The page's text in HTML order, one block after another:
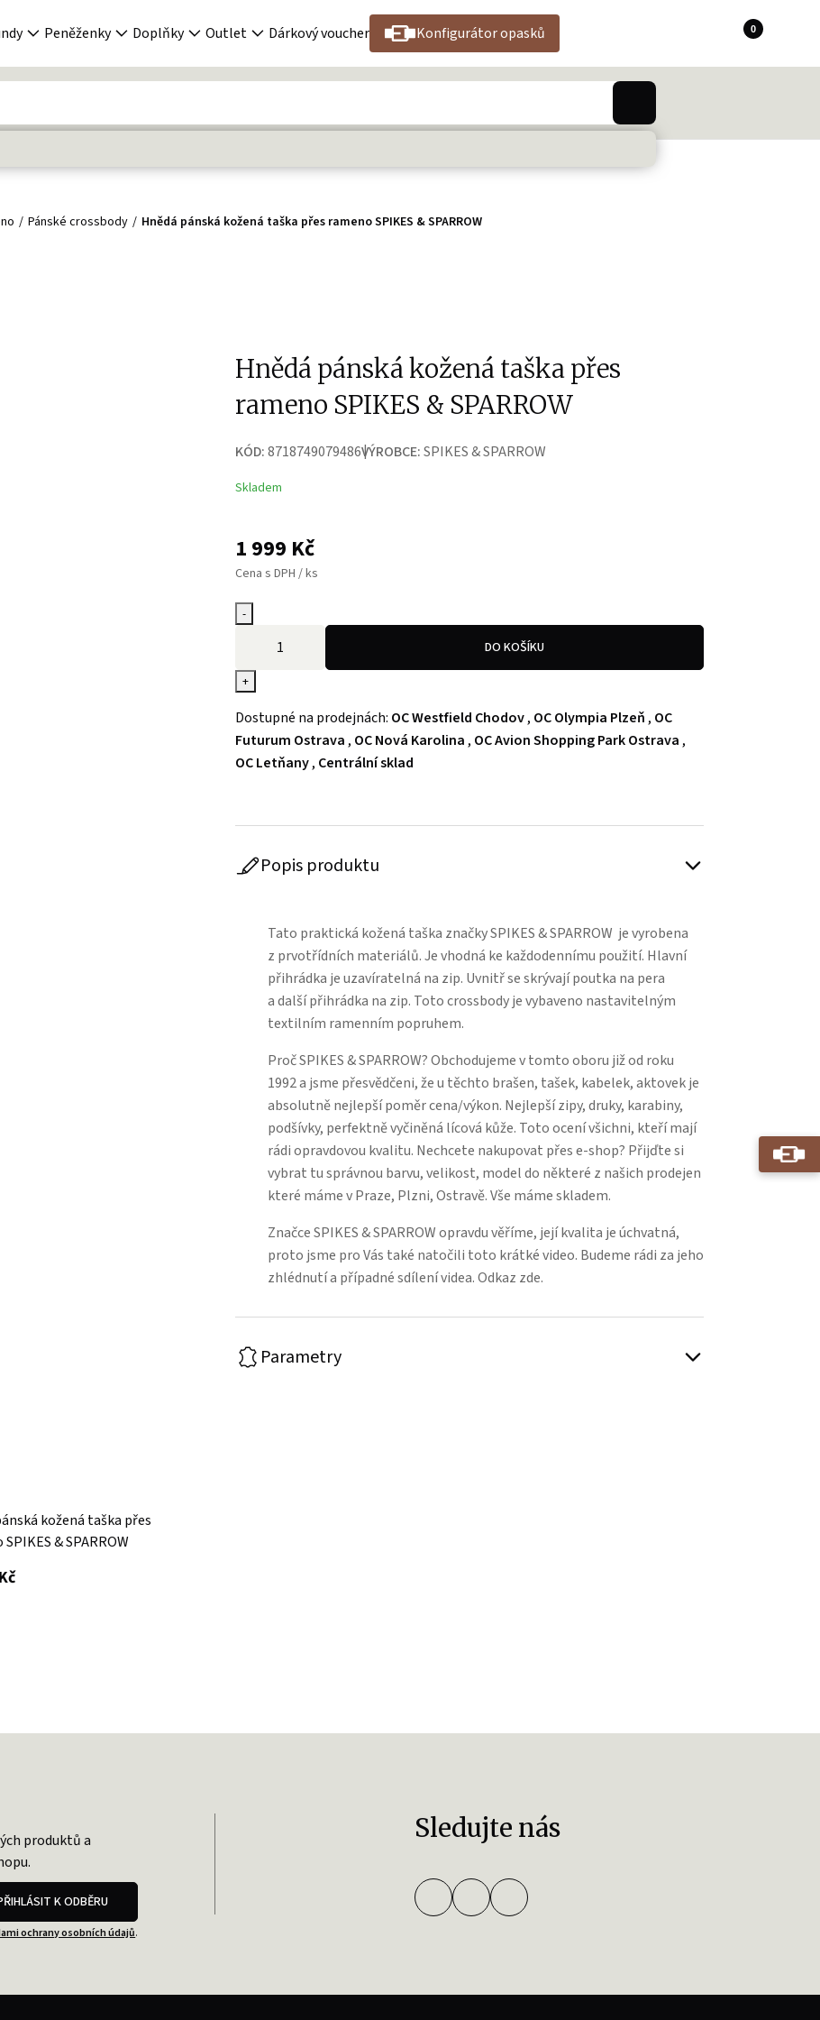
Peněženky Doplňky Outlet Dárkový voucher Konfigurátor opasků 0
Pánské crossbody Hnědá pánská kožená taška přes rameno SPIKES & SPARROW
Hnědá pánská kožená taška přes
rameno SPIKES & SPARROW
KÓD:8718749079486VÝROBCE:SPIKES & SPARROW
Skladem
1 999 Kč
Cena s DPH / ks
-
+
DO KOŠÍKU
Dostupné na prodejnách: OC Westfield Chodov, OC Olympia Plzeň , OC
Futurum Ostrava , OC Nová Karolina , OC Avion Shopping Park Ostrava ,
OC Letňany, Centrální sklad
Popis produktu
Play
Tato praktická kožená taška značky SPIKES & SPARROW je vyrobena
z prvotřídních materiálů. Je vhodná ke každodennímu použití. Hlavní
přihrádka je uzavíratelná na zip. Uvnitř se skrývají poutka na pera
a další přihrádka na zip. Toto crossbody je vybaveno nastavitelným
textilním ramenním popruhem.
Proč SPIKES & SPARROW? Obchodujeme v tomto oboru již od roku
1992 a jsme přesvědčeni, že u těchto brašen, tašek, kabelek, aktovek je
absolutně nejlepší poměr cena/výkon. Nejlepší zipy, druky, karabiny,
podšívky, perfektně vyčiněná lícová kůže. Toto ocení všichni, kteří mají
rádi opravdovou kvalitu. Nechcete nakupovat přes e-shop? Přijďte si
vybrat tu správnou barvu, velikost, model do některé z našich prodejen
které máme v Praze, Plzni, Ostravě. Vše máme skladem.
Značce SPIKES & SPARROW opravdu věříme, její kvalita je úchvatná,
proto jsme pro Vás také natočili toto krátké video. Budeme rádi za jeho
zhlédnutí a případné sdílení videa.Odkaz zde.
Parametry
kožená taška přes
& SPARROW
s DPH
produktů a
K ODBĚRU
ochrany osobních údajů.
Sledujte nás